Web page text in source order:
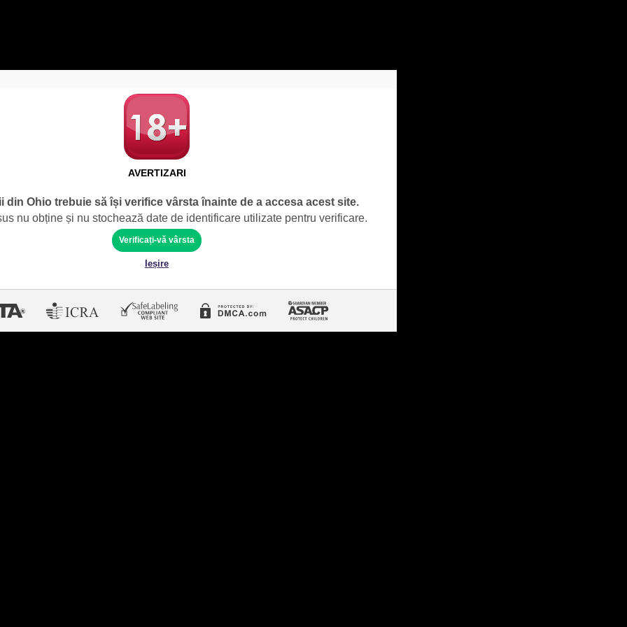
AVERTIZARI
din Ohio trebuie să își verifice vârsta înainte de a accesa acest site.
nu obține și nu stochează date de identificare utilizate pentru verificare.
Verificați-vă vârsta
Ieșire